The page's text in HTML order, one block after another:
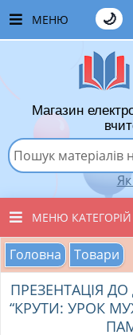
МЕНЮ 🌙
ЧАСТІ ЗАПИТАННЯ
ЯК ТУТ КУПУВАТИ
ЯК ТУТ ПРОДАВАТИ
ДОДАТИ РОЗРОБКУ
ВПОДОБАНІ ТОВАРИ
КОШИК
Магазин
МЕНЮ КАТЕГОРІЙ
ВСІ ТОВАРИ
ВИХОВАТЕЛЯМ
Головна Товари
ПРЕЗЕНТАЦІЯ ДО
“КРУТИ: УРОК